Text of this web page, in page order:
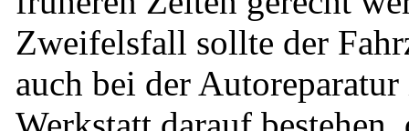
Zweifelsfall sollte der
auch bei der